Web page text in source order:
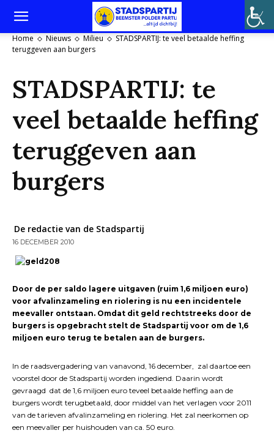
Home Nieuws Milieu
STADSPARTIJ: te veel betaalde heffing
teruggeven aan burgers
STADSPARTIJ: te
veel betaalde heffing
teruggeven aan
burgers
De redactie van de Stadspartij
16 DECEMBER 2010
Door de per saldo lagere uitgaven (ruim 1,6 miljoen euro)
voor afvalinzameling en riolering is nu een incidentele
meevaller ontstaan. Omdat dit geld rechtstreeks door de
burgers is opgebracht stelt de Stadspartij voor om de 1,6
miljoen euro terug te betalen aan de burgers.
In de raadsvergadering van vanavond, 16 december, zal daartoe een
voorstel door de Stadspartij worden ingediend. Daarin wordt
gevraagd dat de 1,6 miljoen euro teveel betaalde heffing aan de
burgers wordt terugbetaald, door middel van het verlagen voor 2011
van de tarieven afvalinzameling en riolering. Het zal neerkomen op
een meevaller per huishouden van ca. 50 euro.